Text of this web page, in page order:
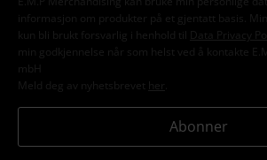
informasjon om produkter på et gjentatt basis.
kun bli brukt forsvarlig i henhold til
Data Privacy
min godkjennelse når som helst ved å kontakte
mbH
Meld deg av nyhetsbrevet her
Abonner